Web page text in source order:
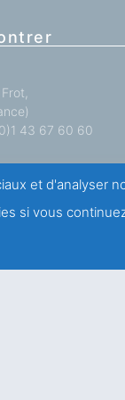
43 67 60 60
et d'analyser
si vous